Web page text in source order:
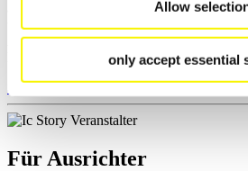
Allow
only accept essential
aktuelle Regelwerk sowie Richtlinien zu
und Fairplay nachlesen, auf
Ausschreibungen für Wettkämpfe
Mitgliedersektion zugreifen.
>> Weiter
Für Ausrichter